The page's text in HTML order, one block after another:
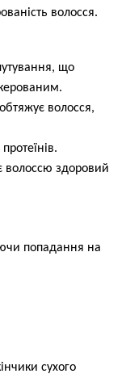
волосся.
що
волосся,
волоссю здоровий
попадання на
сухого